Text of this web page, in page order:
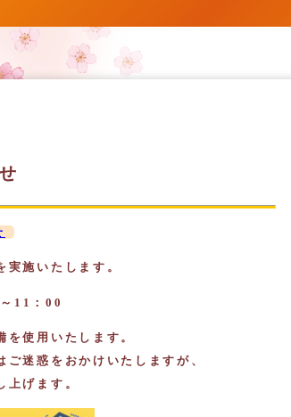
実施いたします。
11：00
使用いたします。
迷惑をおかけいたしますが、
上げます。